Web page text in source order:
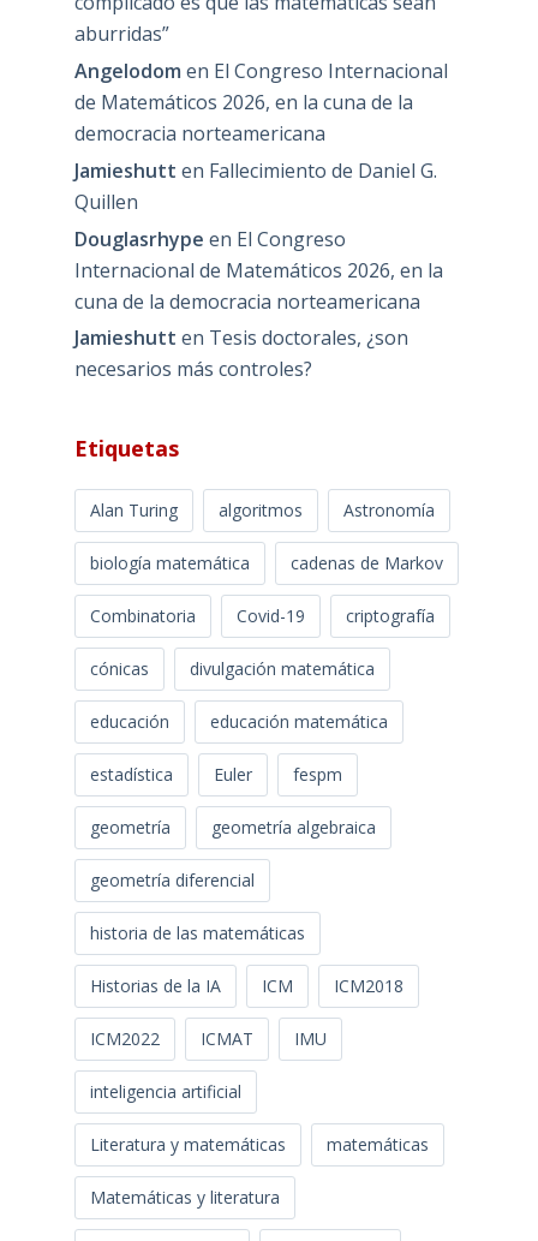
aburridas”
Angelodom en El Congreso Internacional
de Matemáticos 2026, en la cuna de la
democracia norteamericana
Jamieshutt en Fallecimiento de Daniel G.
Quillen
Douglasrhype en El Congreso
Internacional de Matemáticos 2026, en la
cuna de la democracia norteamericana
Jamieshutt en Tesis doctorales, ¿son
necesarios más controles?
Etiquetas
Alan Turing algoritmos Astronomía
biología matemática cadenas de Markov
Combinatoria Covid-19 criptografía
cónicas divulgación matemática
educación educación matemática
estadística Euler fespm
geometría geometría algebraica
geometría diferencial
historia de las matemáticas
Historias de la IA ICM ICM2018
ICM2022 ICMAT IMU
inteligencia artificial
Literatura y matemáticas matemáticas
Matemáticas y literatura